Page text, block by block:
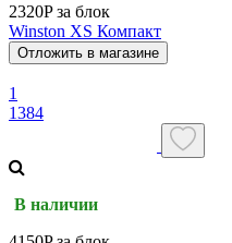
2320P за блок
Winston XS Компакт
Отложить в магазине
1
1384
В наличии